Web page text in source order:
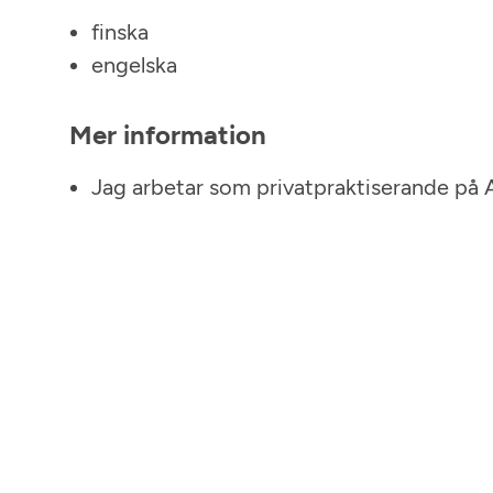
finska
engelska
Mer information
Jag arbetar som privatpraktiserande på